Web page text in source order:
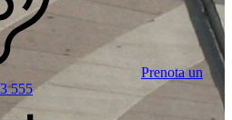
Prenota un
555